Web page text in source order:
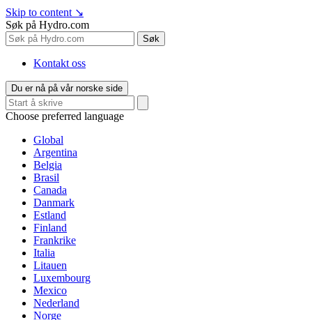
Skip to content ↘
Søk på Hydro.com
Søk
Kontakt oss
Du er nå på vår norske side
Choose preferred language
Global
Argentina
Belgia
Brasil
Canada
Danmark
Estland
Finland
Frankrike
Italia
Litauen
Luxembourg
Mexico
Nederland
Norge